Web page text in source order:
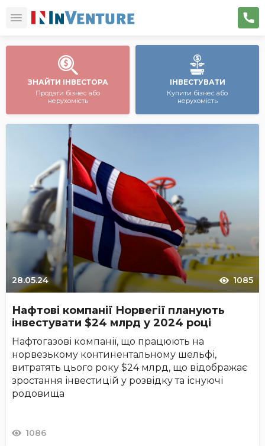
ЗНАЙТИ ІНВЕСТОРА
Продати бізнес або
нерухомість
ІНВЕСТУВАТИ
Купити бізнес або
нерухомість
28.05.24 1085
Нафтові компанії Норвегії планують
інвестувати $24 млрд у 2024 році
Нафтогазові компанії, що працюють на
норвезькому континентальному шельфі,
витратять цього року $24 млрд, що відображає
зростання інвестицій у розвідку та існуючі
родовища
1086